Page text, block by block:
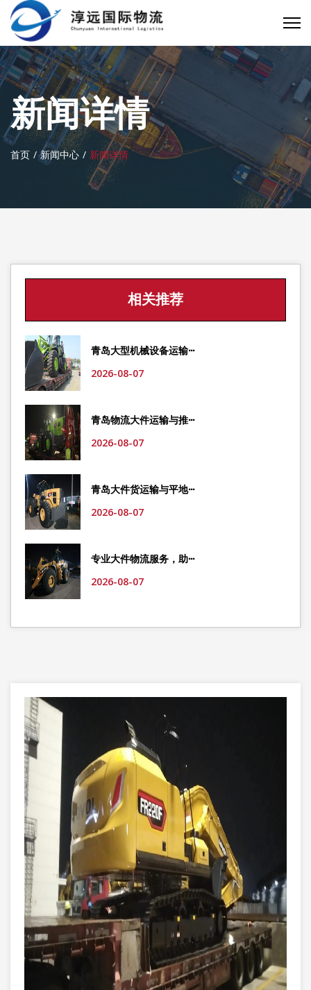
新闻详情
首页 新闻中心 新闻详情
相关推荐
青岛大型机械设备运输···
2026-08-07
青岛物流大件运输与推···
2026-08-07
青岛大件货运输与平地···
2026-08-07
专业大件物流服务，助···
2026-08-07